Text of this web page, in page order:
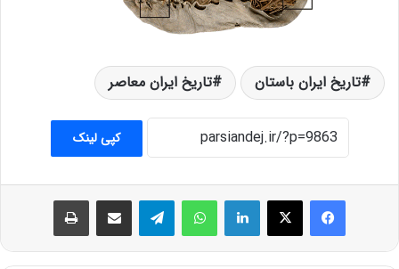
تاریخ ایران باستان تاریخ ایران معاصر
کپی لینک
فیس بوک X لینکدین واتس آپ تلگرام اشتراک گذاری از طریق ایمیل چاپ